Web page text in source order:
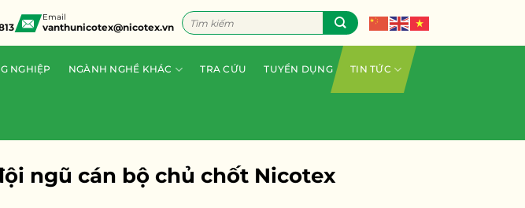
Email
vanthunicotex@nicotex.vn
Tìm
kiếm:
NGHIỆP NGÀNH NGHỀ KHÁC TRA CỨU TUYỂN DỤNG TIN TỨC
ngũ cán bộ chủ chốt Nicotex